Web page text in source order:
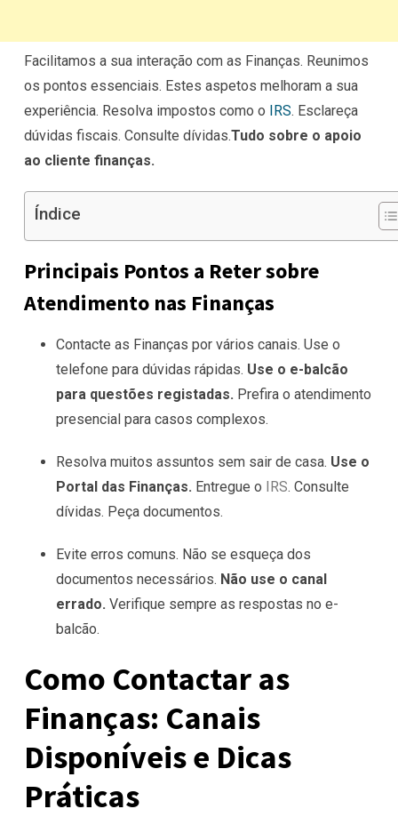
Facilitamos a sua interação com as Finanças. Reunimos
os pontos essenciais. Estes aspetos melhoram a sua
experiência. Resolva impostos como o IRS. Esclareça
dúvidas fiscais. Consulte dívidas.Tudo sobre o apoio
ao cliente finanças.
Índice
Principais Pontos a Reter sobre
Atendimento nas Finanças
Contacte as Finanças por vários canais. Use o
telefone para dúvidas rápidas. Use o e-balcão
para questões registadas. Prefira o atendimento
presencial para casos complexos.
Resolva muitos assuntos sem sair de casa. Use o
Portal das Finanças. Entregue o IRS. Consulte
dívidas. Peça documentos.
Evite erros comuns. Não se esqueça dos
documentos necessários. Não use o canal
errado. Verifique sempre as respostas no e-
balcão.
Como Contactar as
Finanças: Canais
Disponíveis e Dicas
Práticas